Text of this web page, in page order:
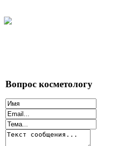
Вопрос косметологу